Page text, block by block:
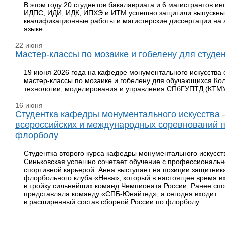
В этом году 20 студентов бакалавриата и 6 магистрантов
ИДПС, ИДИ, ИДК, ИПХЭ и ИТМ успешно защитили
квалификационные работы и магистерские диссертации на
языке.
22 июня
Мастер-классы по мозаике и гобелену для
19 июня 2026 года на кафедре монументального искусства
мастер-классы по мозаике и гобелену для обучающихся
технологии, моделирования и управления СПбГУПТД
16 июня
Студентка кафедры монументального
всероссийских и международных соревнований
флорболу
Студентка второго курса кафедры монументального
Синьковская успешно сочетает обучение с
спортивной карьерой. Анна выступает на позиции
флорбольного клуба «Нева», который в настоящее время
в тройку сильнейших команд Чемпионата России. Ранее
представляла команду «СПБ-Юнайтед», а сегодня входит
в расширенный состав сборной России по флорболу.